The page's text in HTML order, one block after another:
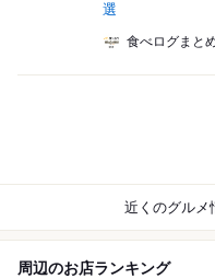
選
食べログまと
近くのグルメ
周辺のお店ランキング